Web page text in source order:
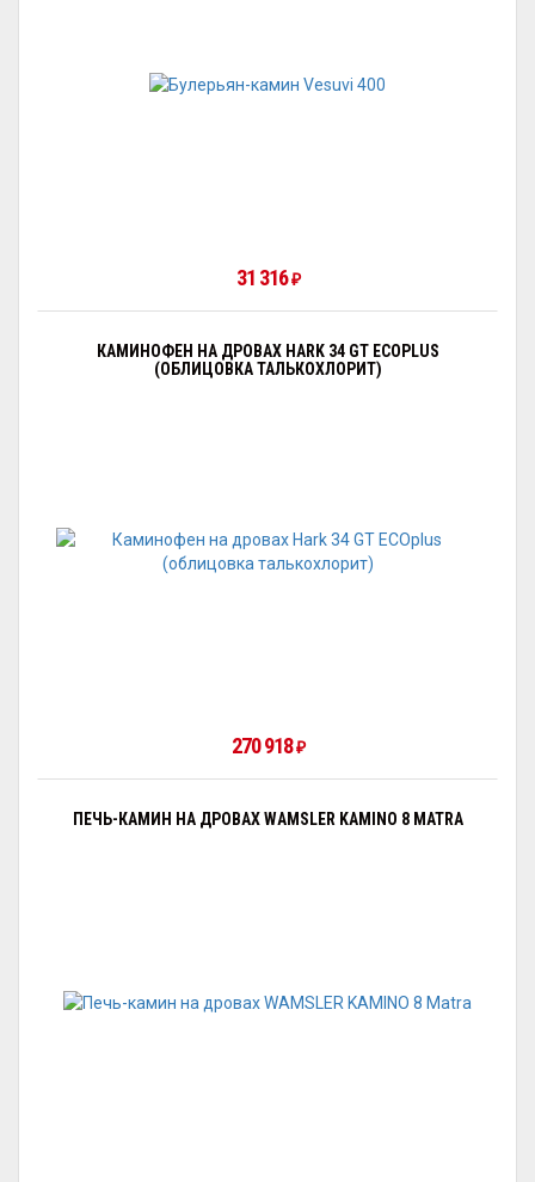
31 316₽
КАМИНОФЕН НА ДРОВАХ HARK 34 GT ECOPLUS
(ОБЛИЦОВКА ТАЛЬКОХЛОРИТ)
270 918₽
ПЕЧЬ-КАМИН НА ДРОВАХ WAMSLER KAMINO 8 MATRA